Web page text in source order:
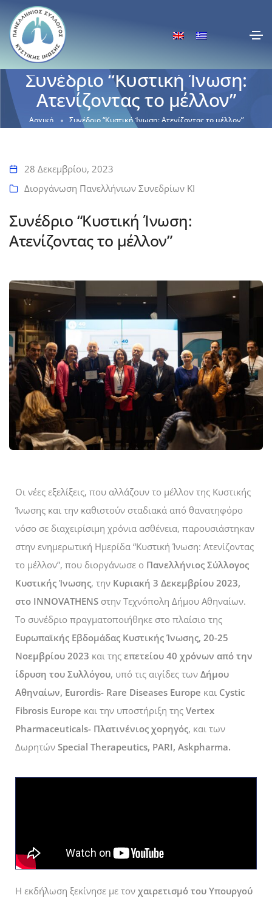
Συνέδριο “Κυστική Ίνωση:
Ατενίζοντας το μέλλον”
Αρχική Συνέδριο “Κυστική Ίνωση: Ατενίζοντας το μέλλον”
28 Δεκεμβρίου, 2023
Διοργάνωση Πανελλήνιων Συνεδρίων ΚΙ
Συνέδριο “Κυστική Ίνωση:
Ατενίζοντας το μέλλον”
Οι νέες εξελίξεις, που αλλάζουν το μέλλον της Κυστικής
Ίνωσης και την καθιστούν σταδιακά από θανατηφόρο
νόσο σε διαχειρίσιμη χρόνια ασθένεια, παρουσιάστηκαν
στην ενημερωτική Ημερίδα “Κυστική Ίνωση: Ατενίζοντας
το μέλλον”, που διοργάνωσε ο Πανελλήνιος Σύλλογος
Κυστικής Ίνωσης, την Κυριακή 3 Δεκεμβρίου 2023,
στο INNOVATHENS στην Τεχνόπολη Δήμου Αθηναίων.
Το συνέδριο πραγματοποιήθηκε στο πλαίσιο της
Ευρωπαϊκής Εβδομάδας Κυστικής Ίνωσης, 20-25
Νοεμβρίου 2023 και της επετείου 40 χρόνων από την
ίδρυση του Συλλόγου, υπό τις αιγίδες των Δήμου
Αθηναίων, Eurordis- Rare Diseases Europe και Cystic
Fibrosis Europe και την υποστήριξη της Vertex
Pharmaceuticals- Πλατινένιος χορηγός, και των
Δωρητών Special Therapeutics, PARI, Askpharma.
Η εκδήλωση ξεκίνησε με τον χαιρετισμό του Υπουργού